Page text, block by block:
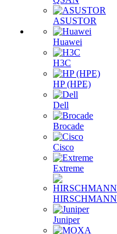
ASUSTOR
Huawei
H3C
HP (HPE)
Dell
Brocade
Cisco
Extreme
HIRSCHMANN
Juniper